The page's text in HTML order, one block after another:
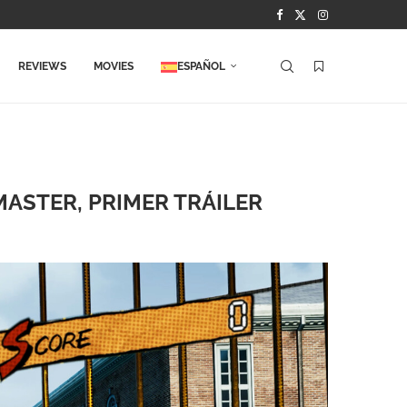
REVIEWS MOVIES ESPAÑOL
PRIMER TRÁILER